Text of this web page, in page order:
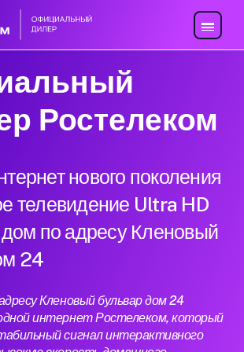
Ростелеком
нового поколения
телевидение Ultra HD
дом по адресу Кленовый
24
Кленовый бульвар дом 24
интернет Ростелеком, который
сигнал интерактивного